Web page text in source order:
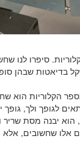
סיפרו לנו
בדיאטות שבהן
הקלוריות הוא
לגופך ולך,
הוא יבנה מסת
אלו שחשובים,